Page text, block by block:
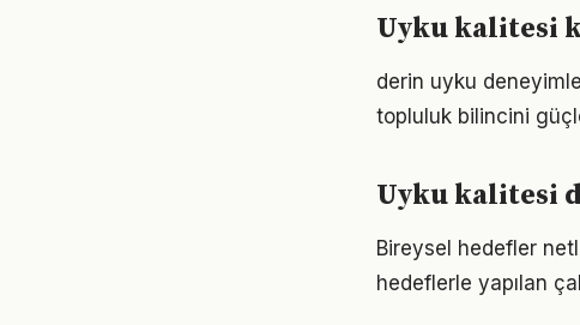
Uyku kalitesi
derin uyku
topluluk bilincini
Uyku kalitesi
Bireysel hedefler
hedeflerle yapılan